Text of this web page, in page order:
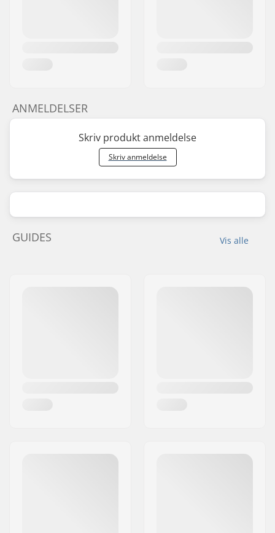
ANMELDELSER
Skriv produkt anmeldelse
Skriv anmeldelse
Vis alle
GUIDES